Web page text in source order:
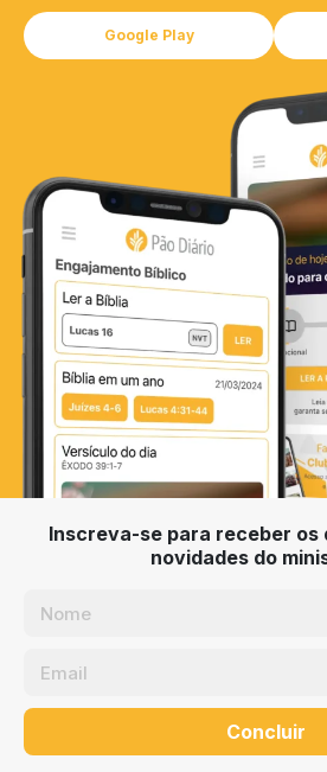
Google Play
Inscreva-se para receber os
novidades do
Concluir